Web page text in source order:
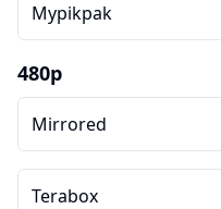
Mypikpak
480p
Mirrored
Terabox